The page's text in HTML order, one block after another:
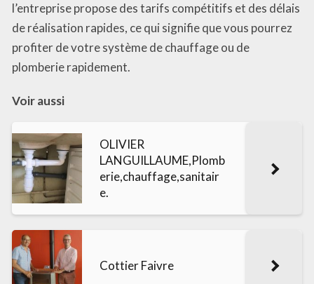
l’entreprise propose des tarifs compétitifs et des délais
de réalisation rapides, ce qui signifie que vous pourrez
profiter de votre système de chauffage ou de
plomberie rapidement.
Voir aussi
OLIVIER
LANGUILLAUME,Plomb
erie,chauffage,sanitair
e.
Cottier Faivre